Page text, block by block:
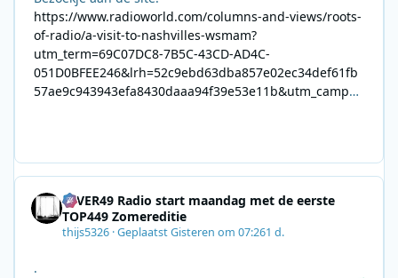
https://www.radioworld.com/columns-and-views/roots-
of-radio/a-visit-to-nashvilles-wsmam?
utm_term=69C07DC8-7B5C-43CD-AD4C-
051D0BFEE246&lrh=52c9ebd63dba857e02ec34def61fb
57ae9c943943efa8430daaa94f39e53e11b&utm_campai
8F09201A140D&utm_source=SmartBrief
4EVER49 Radio start maandag met de eerste
TOP449 Zomereditie
thijs5326 ·GeplaatstGisteren om 07:261 d.
.